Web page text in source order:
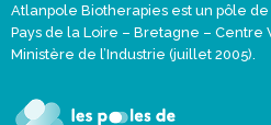
Atlanpole Biotherapies est un pôle
Pays de la Loire – Bretagne – Centre
Ministère de l’Industrie (juillet 2005).